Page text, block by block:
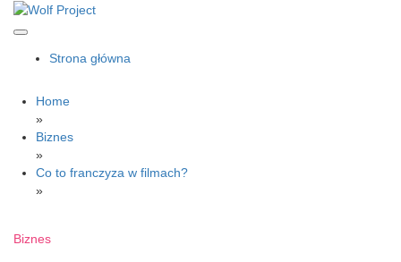
Skip
Wolf Project
Strona główna
Home
»
Biznes
»
Co to franczyza w filmach?
»
Biznes